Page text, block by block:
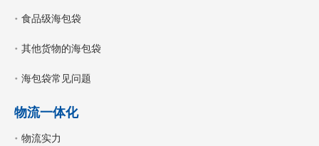
食品级海包袋
其他货物的海包袋
海包袋常见问题
物流一体化
物流实力